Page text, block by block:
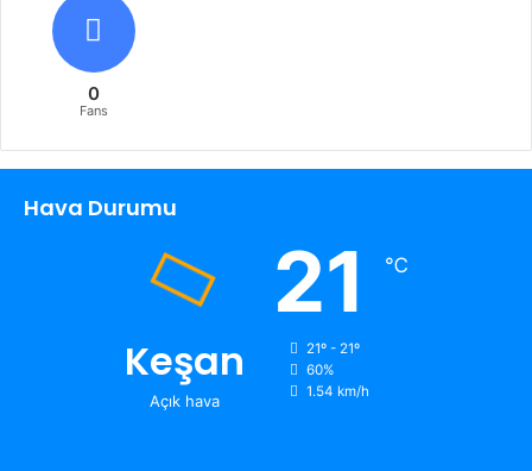
0
Fans
Hava Durumu
Keşan
Açık hava
21 ℃
21º - 21º
60%
1.54 km/h